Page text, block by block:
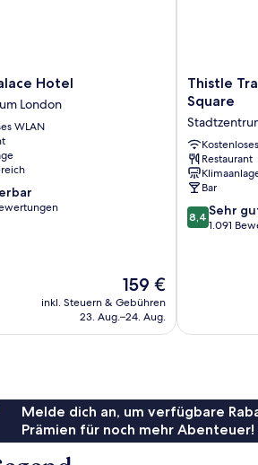
Hotel
London
WLAN
Der
Preis
beträgt
159 €
inkl. Steuern & Gebühren
23. Aug.–24. Aug.
Thistle
Trafalgar
Leicester
Square
Stadtzentrum
London
Thistle
Square
Restaurant
Bar
8.4
von
8,4 Sehr
1.091
Melde dich an, um verfügbare
Prämien für noch mehr Abenteuer!